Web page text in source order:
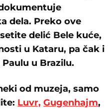
dela. Preko ove
delić Bele kuće,
u Kataru, pa čak i
u Brazilu.
od muzeja, samo
Luvr, Gugenhajm,